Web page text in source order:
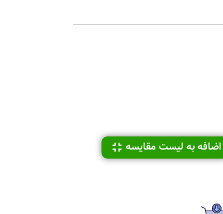
اضافه به لیست مقایسه